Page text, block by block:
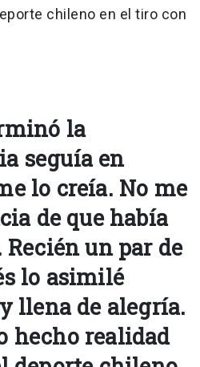
chileno en el tiro con
la
seguía en
lo creía. No me
de que había
un par de
lo asimilé
llena de alegría.
hecho realidad